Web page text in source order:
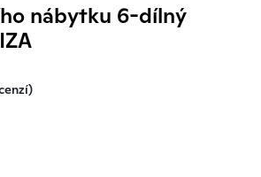
nábytku 6-dílný